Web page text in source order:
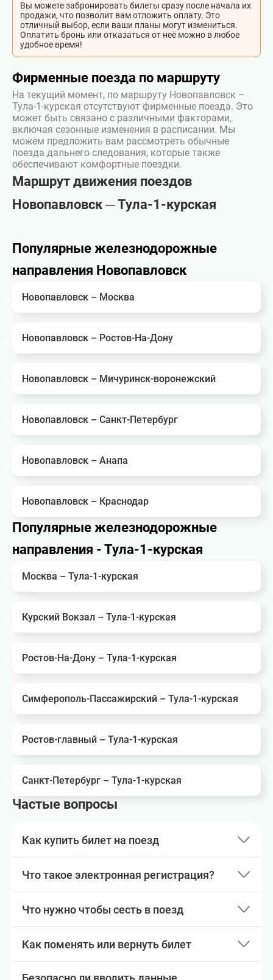
Вы можете забронировать билеты сразу после начала их
продажи, что позволит вам отложить оплату. Это
отличный выбор, если ваши планы могут измениться.
Оплатить бронь или отказаться от неё можно в любое
удобное время!
Фирменные поезда по маршруту
На текущий момент, по маршруту Новопавловск –
Тула-1-курская отсутствуют фирменные поезда. Это
может быть связано с различными факторами,
включая сезонные изменения в расписании. Мы
можем предложить вам рассмотреть обычные
поезда дальнего следования, которые также
обеспечивают комфортные поездки.
Маршрут движения поездов
Новопавловск ─ Тула-1-курская
Популярные железнодорожные
направления Новопавловск
Новопавловск – Москва
Новопавловск – Ростов-На-Дону
Новопавловск – Мичуринск-воронежский
Новопавловск – Санкт-Петербург
Новопавловск – Анапа
Новопавловск – Краснодар
Популярные железнодорожные
направления - Тула-1-курская
Москва – Тула-1-курская
Курский Вокзал – Тула-1-курская
Ростов-На-Дону – Тула-1-курская
Симферополь-Пассажирский – Тула-1-курская
Ростов-главный – Тула-1-курская
Санкт-Петербург – Тула-1-курская
Частые вопросы
Как купить билет на поезд
Что такое электронная регистрация?
Что нужно чтобы сесть в поезд
Как поменять или вернуть билет